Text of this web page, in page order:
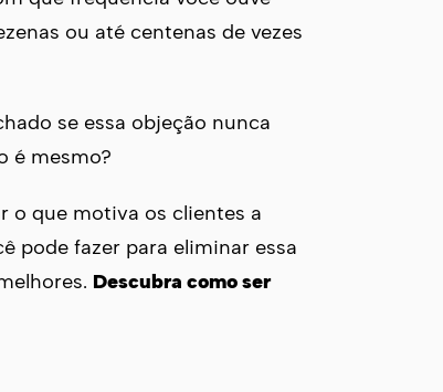
ou até centenas de vezes
se essa objeção nunca
é mesmo?
o que motiva os clientes a
pode fazer para eliminar essa
Descubra como ser